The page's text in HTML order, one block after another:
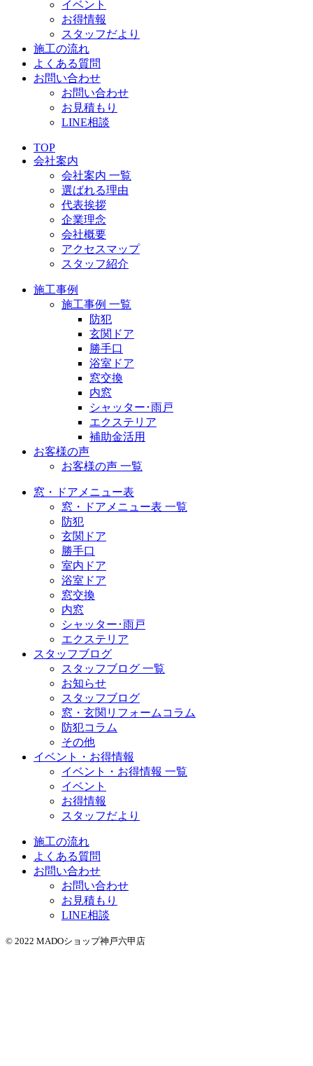
イベント
お得情報
スタッフだより
施工の流れ
よくある質問
お問い合わせ
お問い合わせ
お見積もり
LINE相談
TOP
会社案内
会社案内 一覧
選ばれる理由
代表挨拶
企業理念
会社概要
アクセスマップ
スタッフ紹介
施工事例
施工事例 一覧
防犯
玄関ドア
勝手口
浴室ドア
窓交換
内窓
シャッター･雨戸
エクステリア
補助金活用
お客様の声
お客様の声 一覧
窓・ドアメニュー表
窓・ドアメニュー表 一覧
防犯
玄関ドア
勝手口
室内ドア
浴室ドア
窓交換
内窓
シャッター･雨戸
エクステリア
スタッフブログ
スタッフブログ 一覧
お知らせ
スタッフブログ
窓・玄関リフォームコラム
防犯コラム
その他
イベント・お得情報
イベント・お得情報 一覧
イベント
お得情報
スタッフだより
施工の流れ
よくある質問
お問い合わせ
お問い合わせ
お見積もり
LINE相談
© 2022 MADOショップ神戸六甲店